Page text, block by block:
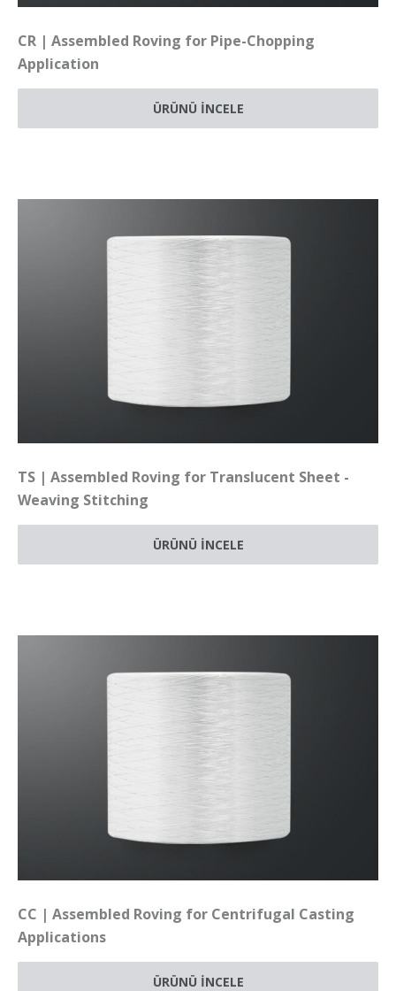
CR | Assembled Roving for Pipe-Chopping
Application
ÜRÜNÜ İNCELE
TS | Assembled Roving for Translucent Sheet -
Weaving Stitching
ÜRÜNÜ İNCELE
CC | Assembled Roving for Centrifugal Casting
Applications
ÜRÜNÜ İNCELE